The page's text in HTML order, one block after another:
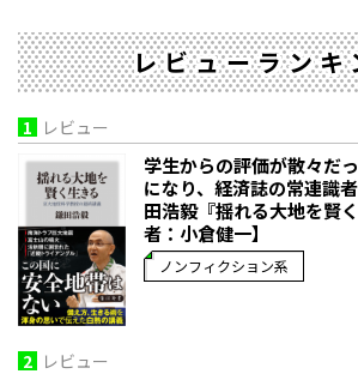
レビューランキ
1 レビュー
学生からの評価が散々だ
になり、経済誌の常連識者
田浩毅『揺れる大地を賢
者：小倉健一】
ノンフィクション系
2 レビュー